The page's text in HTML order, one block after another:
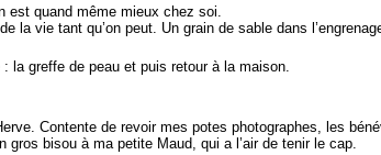
est quand même mieux chez soi.
vie tant qu’on peut. Un grain de sable dans
la greffe de peau et puis retour à la maison.
Contente de revoir mes potes photographes, les
bisou à ma petite Maud, qui a l’air de tenir le cap.